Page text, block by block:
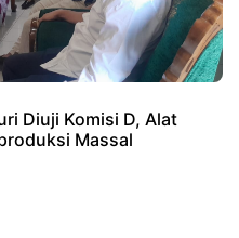
Diuji Komisi D, Alat
Massal